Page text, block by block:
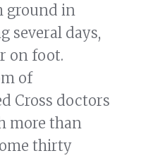
ground in
several days,
on foot.
of
Cross doctors
more than
thirty